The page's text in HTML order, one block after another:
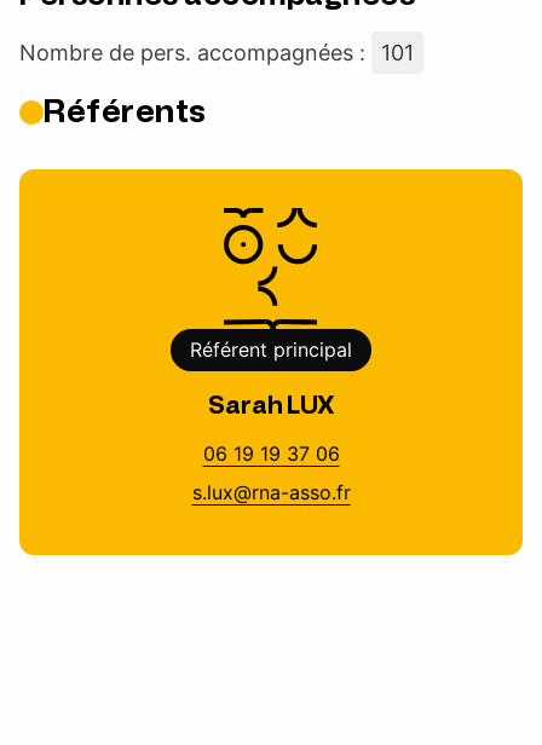
Nombre de pers. accompagnées : 101
Référents
Référent principal
Sarah LUX
06 19 19 37 06
s.lux@rna-asso.fr